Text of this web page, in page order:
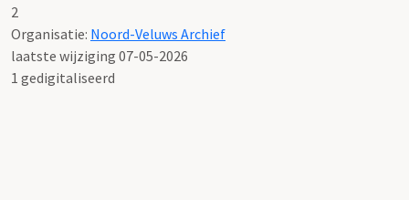
2
Organisatie: Noord-Veluws Archief
laatste wijziging 07-05-2026
1 gedigitaliseerd